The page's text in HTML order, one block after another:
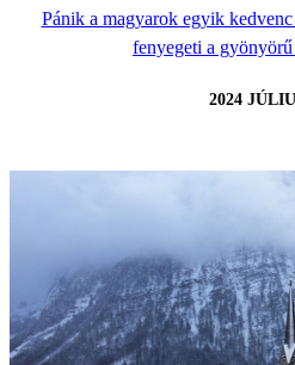
Pánik a magyarok egyik
fenyegeti a
2024